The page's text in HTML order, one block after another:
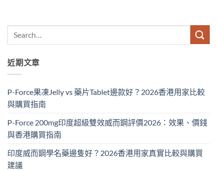
近期文章
P-Force果凍Jelly vs 藥片Tablet邊款好？2026香港用家比較
與購買指南
P-Force 200mg印度超級雙效威而鋼評價2026：效果、價錢
與香港購買指南
印度威而鋼學名藥邊隻好？2026香港用家真實比較與購買
建議